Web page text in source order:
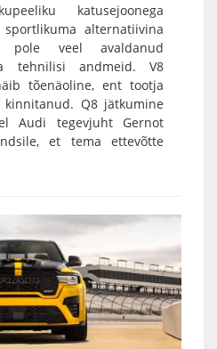
katusejoonega
alternatiivina
veel avaldanud
tehnilisi andmeid. V8
tõenäoline, ent tootja
Q8 jätkumine
Audi tegevjuht Gernot
et tema ettevõtte